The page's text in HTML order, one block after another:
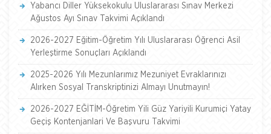
Yabancı Diller Yüksekokulu Uluslararası Sınav Merkezi
Ağustos Ayı Sınav Takvimi Açıklandı
2026-2027 Eğitim-Öğretim Yılı Uluslararası Öğrenci Asil
Yerleştirme Sonuçları Açıklandı
2025-2026 Yılı Mezunlarımız Mezuniyet Evraklarınızı
Alırken Sosyal Transkriptinizi Almayı Unutmayın!
2026-2027 EĞİTİM-Öğretim Yili Güz Yariyili Kurumiçi Yatay
Geçiş Kontenjanlari Ve Başvuru Takvimi